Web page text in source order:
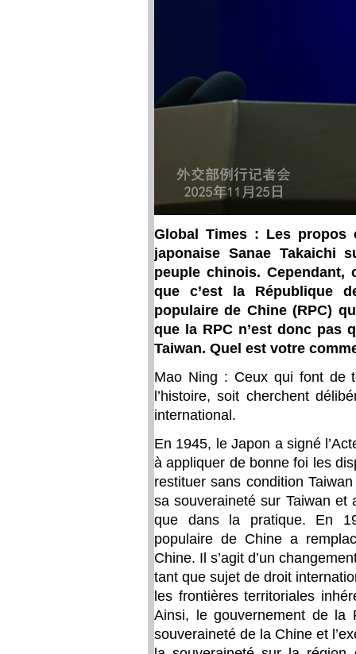
Global Times : Les propos
japonaise Sanae Takaichi
peuple chinois. Cependant,
que c’est la République
populaire de Chine (RPC)
que la RPC n’est donc pas
Taiwan. Quel est votre
Mao Ning : Ceux qui font de
l’histoire, soit cherchent
international.
En 1945, le Japon a signé
à appliquer de bonne foi les
restituer sans condition
sa souveraineté sur Taiwan et
que dans la pratique. En
populaire de Chine a
Chine. Il s’agit d’un
tant que sujet de droit
les frontières territoriales
Ainsi, le gouvernement de la
souveraineté de la Chine et